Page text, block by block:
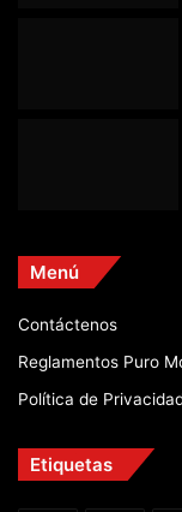
Menú
Contáctenos
Reglamentos Puro
Política de
Etiquetas